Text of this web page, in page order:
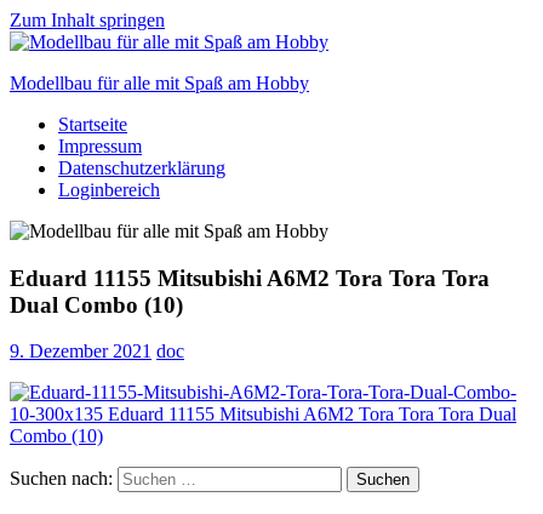
Zum Inhalt springen
Modellbau für alle mit Spaß am Hobby
Scale
modelling
to
Startseite
Impressum
Datenschutzerklärung
Loginbereich
Eduard 11155 Mitsubishi A6M2 Tora Tora Tora
Dual Combo (10)
9. Dezember 2021 doc
Suchen nach: Suchen